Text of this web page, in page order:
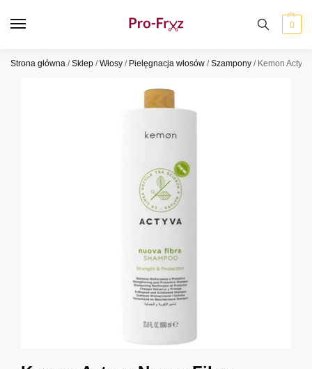
0
Strona główna /Sklep /Włosy / Pielęgnacja włosów /Szampony / Kemon